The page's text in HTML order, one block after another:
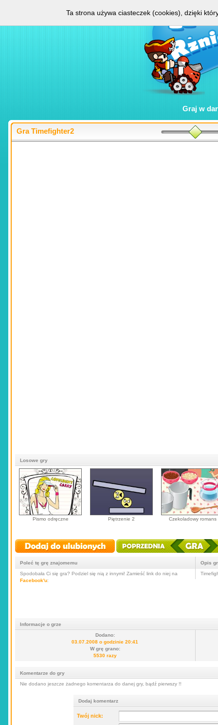
Graj w
Gra Timefighter2
Losowe gry
Pismo odręczne Piętrzenie 2 Czekoladowy romans
Poleć tę grę znajomemu
Spodobała Ci się gra? Podziel się nią z innymi! Zamieść link do niej na
Facebook'u:
Opis
Informacje o grze
Dodano:
03.07.2008 o godzinie 20:41
W grę grano:
5530 razy
Komentarze do gry
Nie dodano jeszcze żadnego komentarza do danej gry, bądź pierwszy !!
Dodaj komentarz
Twój nick:
Ta strona używa ciasteczek (cookies), dzięki